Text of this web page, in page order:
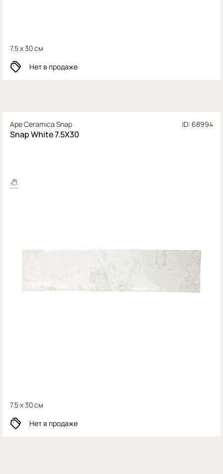
7.5 x 30 см
Нет в продаже
Ape Ceramica Snap ID: 68994
Snap White 7.5X30
7.5 x 30 см
Нет в продаже